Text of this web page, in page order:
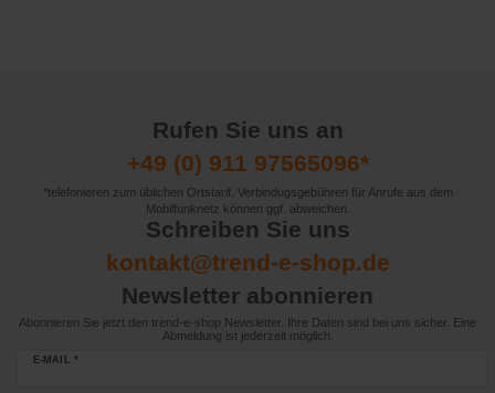
Rufen Sie uns an
+49 (0) 911 97565096*
*telefonieren zum üblichen Ortstarif. Verbindugsgebühren für Anrufe aus dem
Mobilfunknetz können ggf. abweichen.
Schreiben Sie uns
kontakt@trend-e-shop.de
Newsletter abonnieren
Abonnieren Sie jetzt den trend-e-shop Newsletter. Ihre Daten sind bei uns sicher. Eine
Abmeldung ist jederzeit möglich.
E-MAIL *